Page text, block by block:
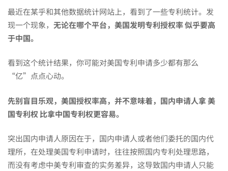
美
国
专
利
权
最近在某乎和其他数据统计网站上，看到了一些专利统计。发
现一个现象， 无论在哪个平台，美国发明专利授权率 似乎要高
于中国。
看到这个统计结果，你可能对美国专利申请多少都有那么
“亿”点点心动。
先别盲目乐观，美国授权率高，并不意味着， 国内申请人拿 美
国专利权 比拿中国专利权更容易。
突出国内申请人原因在于，国内申请人或者他们委托的国内代
理所，在处理美国专利申请时，往往按照国内专利处理思路，
而没有考虑中美专利审查的实务差异，这导致国内申请人只能